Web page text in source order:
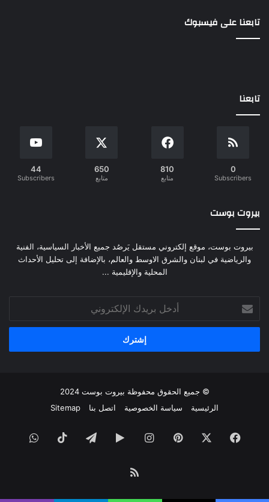
تابعنا على فيسبوك
تابعنا
0
Subscribers
810
متابع
650
متابع
44
Subscribers
بيروت بوست
بيروت بوست، موقع إلكتروني مستقل يَرصُد جميع الأخبار السياسية، الفنية
والرياضية في لبنان والشرق الاوسط والعالم، بالإضافة إلى تحليل الأحداث
المحلية والإقليمية ...
بريدك
الإلكتروني
© جميع الحقوق محفوظة بيروت بوست 2024
الرئيسية
سياسة الخصوصية اتصل بنا Sitemap
فيسبوك بينتيريستانستقرام‏Googleتيلقرام ‫TikTok
ملخص